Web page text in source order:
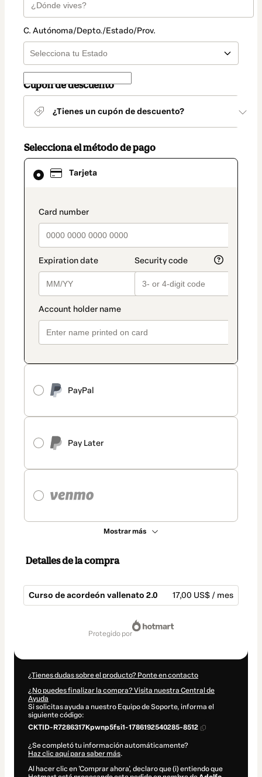
C. Autónoma/Depto./Estado/Prov.
Cupón de descuento
¿Tienes un cupón de descuento?
Selecciona el método de pago
Tarjeta
payment_data.section_title_v2
PayPal
Pay Later
Mostrar más
El
método
seleccionado
Tarjeta
Detalles de la compra
Curso de acordeón vallenato 2.0 17,00 US$ / mes
protegido por
¿Tienes dudas sobre el producto? Ponte en contacto
¿No puedes finalizar la compra? Visita nuestra Central de
Ayuda
Si solicitas ayuda a nuestro Equipo de Soporte, informa el
siguiente código:
CKTID-R7286317Kpwnp5fsi1-1786192540285-8512
¿Se completó tu información automáticamente?
Haz clic aquí para saber más.
Al hacer clic en 'Comprar ahora', declaro que (i) entiendo que